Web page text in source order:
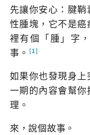
先讓你安心：腱
性腫塊，它不是
裡有個「腫」字
事。 [1]
如果你也發現身
一期的內容會幫
理。
來，說個故事。